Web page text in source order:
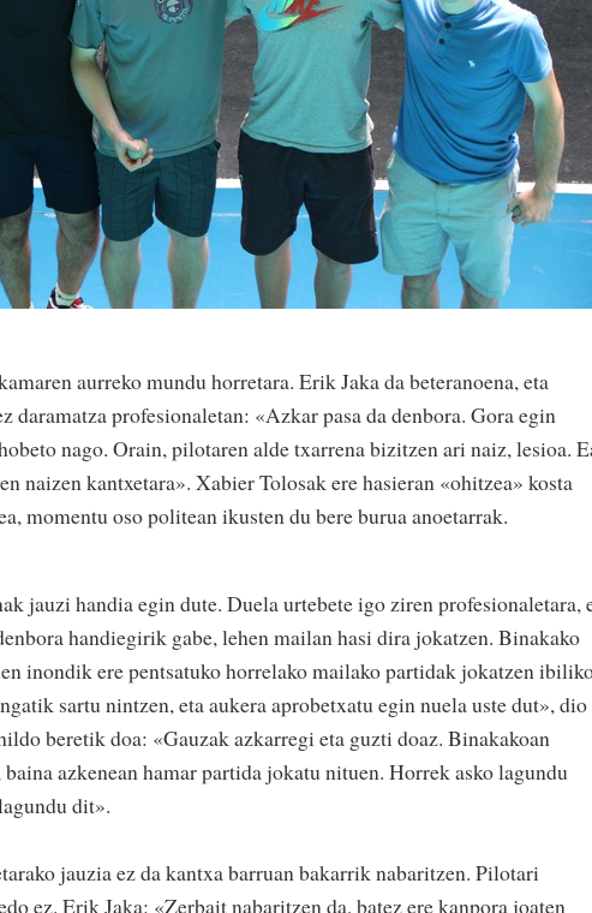
aurreko mundu horretara. Erik Jaka da beteranoena, eta
daramatza profesionaletan: «Azkar pasa da denbora. Gora egin
nago. Orain, pilotaren alde txarrena bizitzen ari naiz, lesioa.
naizen kantxetara». Xabier Tolosak ere hasieran «ohitzea» kosta
momentu oso politean ikusten du bere burua anoetarrak.
jauzi handia egin dute. Duela urtebete igo ziren profesionaletara,
handiegirik gabe, lehen mailan hasi dira jokatzen. Binakako
inondik ere pentsatuko horrelako mailako partidak jokatzen
sartu nintzen, eta aukera aprobetxatu egin nuela uste dut», dio
beretik doa: «Gauzak azkarregi eta guzti doaz. Binakakoan
azkenean hamar partida jokatu nituen. Horrek asko lagundu
dit».
jauzia ez da kantxa barruan bakarrik nabaritzen. Pilotari
ez. Erik Jaka: «Zerbait nabaritzen da, batez ere kanpora joaten